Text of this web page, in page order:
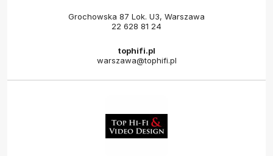
Grochowska 87 Lok. U3, Warszawa
22 628 81 24
tophifi.pl
warszawa@tophifi.pl